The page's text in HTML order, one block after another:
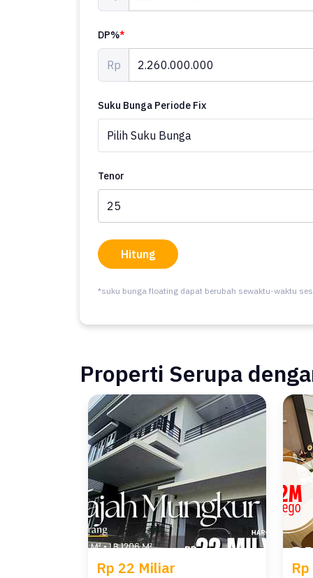
DP%*
Rp
Suku Bunga Periode Fix
Tenor
Hitung
*suku bunga floating dapat berubah sewaktu-waktu
Properti Serupa
Rp 22 Miliar